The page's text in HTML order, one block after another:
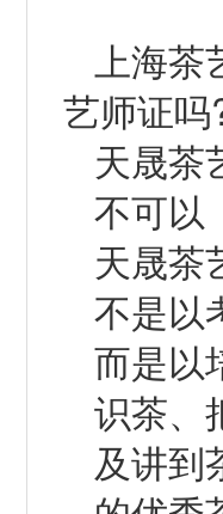
上海茶
艺师证吗
天晟茶
不可以
天晟茶
不是以
而是以
识茶、
及讲到